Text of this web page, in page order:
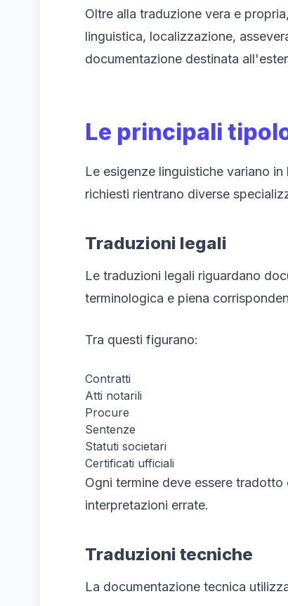
Oltre alla traduzione vera e
linguistica, localizzazione,
documentazione destinata
Le principali
Le esigenze linguistiche variano
richiesti rientrano diverse
Traduzioni legali
Le traduzioni legali riguardano
terminologica e piena
Tra questi figurano:
Contratti
Atti notarili
Procure
Sentenze
Statuti societari
Certificati ufficiali
Ogni termine deve essere
interpretazioni errate.
Traduzioni tecniche
La documentazione tecnica